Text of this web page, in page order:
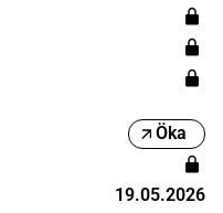
Öka
19.05.2026